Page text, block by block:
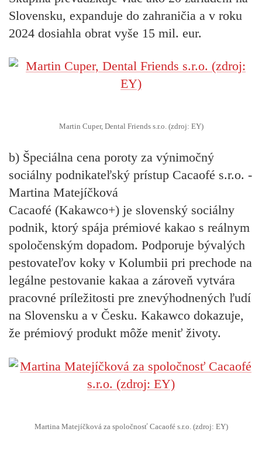
Slovensku, expanduje do zahraničia a v roku
2024 dosiahla obrat vyše 15 mil. eur.
Martin Cuper, Dental Friends s.r.o. (zdroj: EY)
b) Špeciálna cena poroty za výnimočný
sociálny podnikateľský prístup Cacaofé s.r.o. -
Martina Matejíčková
Cacaofé (Kakawco+) je slovenský sociálny
podnik, ktorý spája prémiové kakao s reálnym
spoločenským dopadom. Podporuje bývalých
pestovateľov koky v Kolumbii pri prechode na
legálne pestovanie kakaa a zároveň vytvára
pracovné príležitosti pre znevýhodnených ľudí
na Slovensku a v Česku. Kakawco dokazuje,
že prémiový produkt môže meniť životy.
Martina Matejíčková za spoločnosť Cacaofé s.r.o. (zdroj: EY)